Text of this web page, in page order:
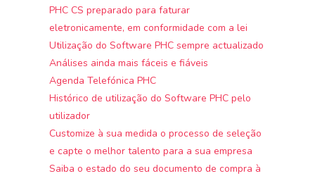
PHC CS preparado para faturar
eletronicamente, em conformidade com a lei
Utilização do Software PHC sempre actualizado
Análises ainda mais fáceis e fiáveis
Agenda Telefónica PHC
Histórico de utilização do Software PHC pelo
utilizador
Customize à sua medida o processo de seleção
e capte o melhor talento para a sua empresa
Saiba o estado do seu documento de compra à